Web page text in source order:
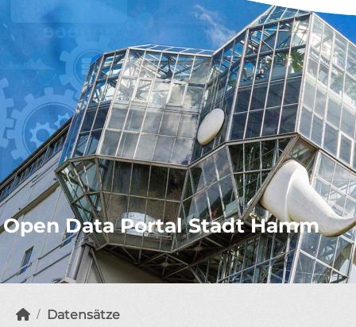
Open Data Portal Stadt Hamm
Datensätze